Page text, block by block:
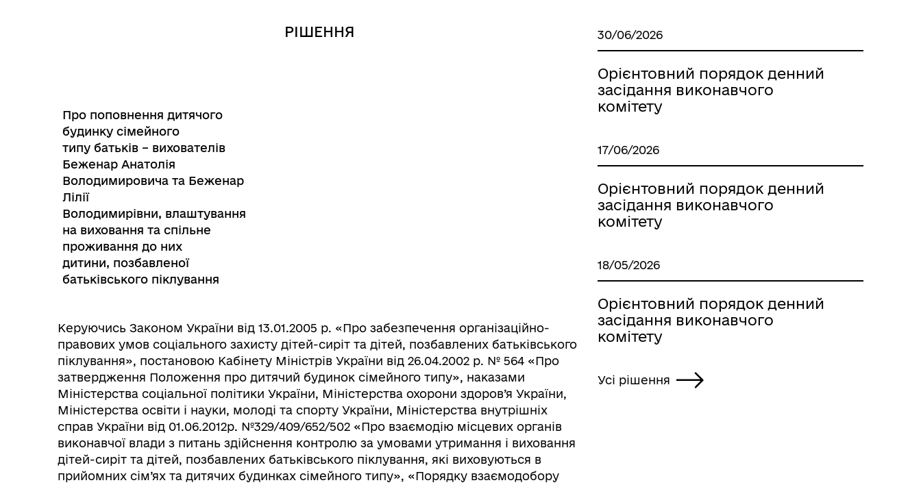
Графіки прийому громадян
Колегіальні органи (ради,
робочі групи, комісії)
Радіаційний фон
РІШЕННЯ
Про поповнення дитячого
будинку сімейного
типу батьків – вихователів
Беженар Анатолія
Володимировича та Беженар
Лілії
Володимирівни, влаштування
на виховання та спільне
проживання до них
дитини, позбавленої
батьківського піклування
Керуючись Законом України від 13.01.2005 р. «Про забезпечення організаційно-
правових умов соціального захисту дітей-сиріт та дітей, позбавлених батьківського
піклування», постановою Кабінету Міністрів України від 26.04.2002 р. № 564 «Про
затвердження Положення про дитячий будинок сімейного типу», наказами
Міністерства соціальної політики України, Міністерства охорони здоров’я України,
Міністерства освіти і науки, молоді та спорту України, Міністерства внутрішніх
справ України від 01.06.2012р. №329/409/652/502 «Про взаємодію місцевих органів
виконавчої влади з питань здійснення контролю за умовами утримання і виховання
дітей-сиріт та дітей, позбавлених батьківського піклування, які виховуються в
прийомних сім’ях та дитячих будинках сімейного типу», «Порядку взаємодобору
30/06/2026
Орієнтовний порядок денний
засідання виконавчого
комітету
17/06/2026
Орієнтовний порядок денний
засідання виконавчого
комітету
18/05/2026
Орієнтовний порядок денний
засідання виконавчого
комітету
Усі рішення